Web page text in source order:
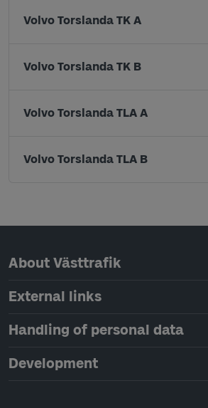
Volvo Torslanda TK A
Volvo Torslanda TK B
Volvo Torslanda TLA A
Volvo Torslanda TLA B
Page footer navigation
About Västtrafik
External links
Handling of personal data
Development